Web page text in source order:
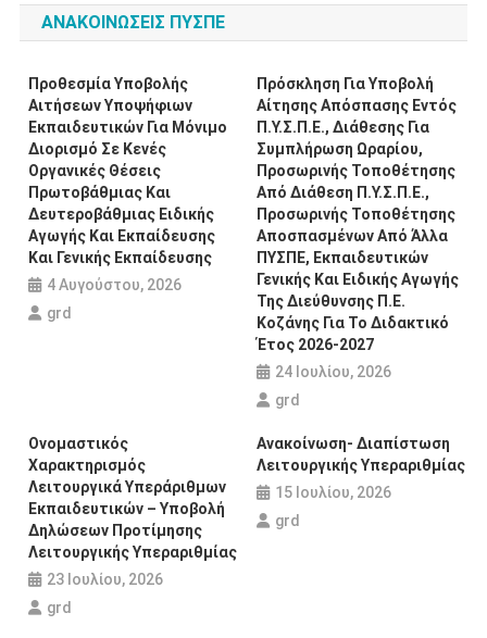
ΑΝΑΚΟΙΝΩΣΕΙΣ ΠΥΣΠΕ
Προθεσμία Υποβολής
Αιτήσεων Υποψήφιων
Εκπαιδευτικών Για Μόνιμο
Διορισμό Σε Κενές
Οργανικές Θέσεις
Πρωτοβάθμιας Και
Δευτεροβάθμιας Ειδικής
Αγωγής Και Εκπαίδευσης
Και Γενικής Εκπαίδευσης
4 Αυγούστου, 2026
grd
Πρόσκληση Για Υποβολή
Αίτησης Απόσπασης Εντός
Π.Υ.Σ.Π.Ε., Διάθεσης Για
Συμπλήρωση Ωραρίου,
Προσωρινής Τοποθέτησης
Από Διάθεση Π.Υ.Σ.Π.Ε.,
Προσωρινής Τοποθέτησης
Αποσπασμένων Από Άλλα
ΠΥΣΠΕ, Εκπαιδευτικών
Γενικής Και Ειδικής Αγωγής
Της Διεύθυνσης Π.Ε.
Κοζάνης Για Το Διδακτικό
Έτος 2026-2027
24 Ιουλίου, 2026
grd
Ονομαστικός
Χαρακτηρισμός
Λειτουργικά Υπεράριθμων
Εκπαιδευτικών – Υποβολή
Δηλώσεων Προτίμησης
Λειτουργικής Υπεραριθμίας
23 Ιουλίου, 2026
grd
Ανακοίνωση- Διαπίστωση
Λειτουργικής Υπεραριθμίας
15 Ιουλίου, 2026
grd